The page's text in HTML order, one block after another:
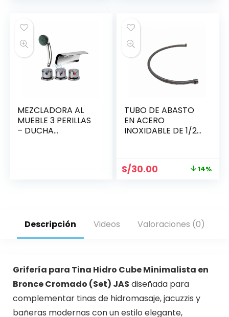
MEZCLADORA AL
MUEBLE 3 PERILLAS
– DUCHA
TUBO DE ABASTO
EN ACERO
INOXIDABLE DE 1/2
S/30.00 14%
Descripción Videos Valoraciones (0)
Grifería para Tina Hidro Cube Minimalista en
Bronce Cromado (Set) JAS diseñada para
complementar tinas de hidromasaje, jacuzzis y
bañeras modernas con un estilo elegante,